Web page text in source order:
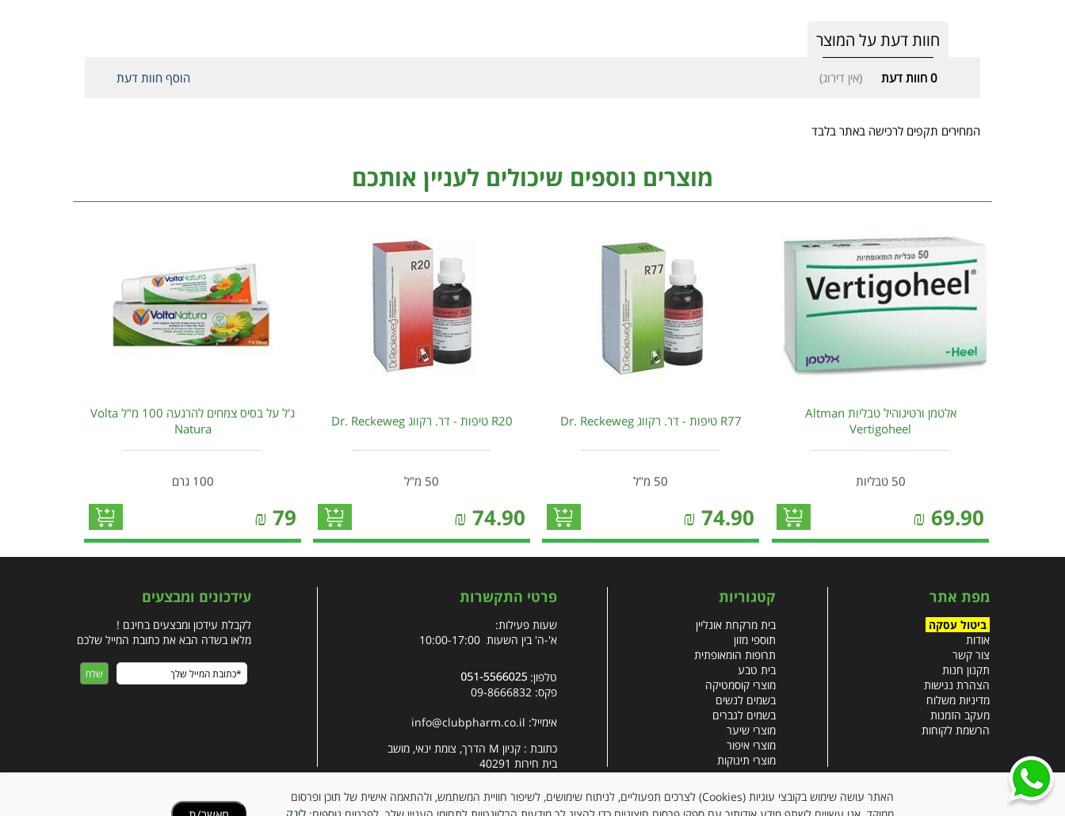
חוות דעת על המוצר
0 חוות דעת (אין דירוג) הוסף חוות דעת
המחירים תקפים לרכישה באתר בלבד
מוצרים נוספים שיכולים לעניין אותכם
אלטמן ורטיגוהיל טבליות Altman
Vertigoheel
50 טבליות
69.90
₪
R77 טיפות - דר. רקווג Dr. Reckeweg
50 מ"ל
74.90
₪
R20 טיפות - דר. רקווג Dr. Reckeweg
50 מ"ל
74.90
₪
ג'ל על בסיס צמחים להרגעה 100 מ"ל Volta
Natura
100 גרם
79
₪
מפת אתר
ביטול עסקה
אודות
צור קשר
תקנון חנות
הצהרת נגישות
מדיניות משלוח
מעקב הזמנות
הרשמת לקוחות
קטגוריות
בית מרקחת אונליין
תוספי מזון
תרופות הומאופתית
בית טבע
מוצרי קוסמטיקה
בשמים לנשים
בשמים לגברים
מוצרי שיער
מוצרי איפור
מוצרי תינוקות
צבעי שיער
עזרים רפואיים
פרטי התקשרות
שעות פעילות:
א'-ה' בין השעות 10:00-17:00
טלפון:
פקס: 09-8666832
אימייל: info@clubpharm.co.il
כתובת : קניון M הדרך, צומת ינאי, מושב
בית חירות 40291
עידכונים ומבצעים
לקבלת עידכון ומבצעים בחינם !
מלאו בשדה הבא את כתובת המייל שלכם
האתר עושה שימוש בקובצי עוגיות (Cookies) לצרכים תפעוליים, לניתוח שימושים, לשיפור חוויית המשתמש, ולהתאמה אישית של תוכן ופרסום